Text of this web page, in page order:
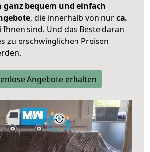
ganz bequem und einfach
, die innerhalb von nurca.
Ihnen sind. Und das Beste daran
zu erschwinglichen Preisen
Angebote erhalten